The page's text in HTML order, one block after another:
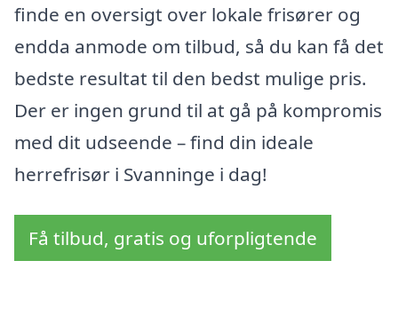
finde en oversigt over lokale frisører og
endda anmode om tilbud, så du kan få det
bedste resultat til den bedst mulige pris.
Der er ingen grund til at gå på kompromis
med dit udseende – find din ideale
herrefrisør i Svanninge i dag!
Få tilbud, gratis og uforpligtende